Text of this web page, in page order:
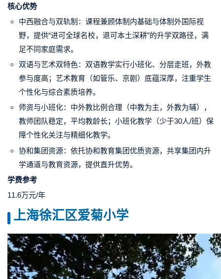
核心优势
中西融合与双轨制：课程兼顾体制内基础与体制外国际视
野，提供“进可全球名校，退可本土深耕”的升学双路径，满
足不同家庭需求。
双语与艺术双特色：双语教学实行小班化、分层走班，外教
参与度高；艺术教育（如管乐、京剧）底蕴深厚，注重学生
个性化与综合素质培养。
师资与小班化：中外教比例合理（中教为主，外教为辅），
教师团队稳定，平均教龄长；小班化教学（少于30人/班）保
障个性化关注与精细化教学。
协和集团资源：依托协和教育集团优质资源，共享集团内升
学通道与教育资源，提供直升优势。
学费参考
11.6万元/年
上海徐汇区爱菊小学